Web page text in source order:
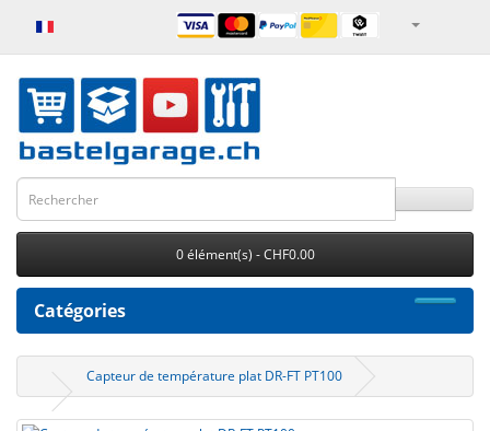
0 élément(s) - CHF0.00
Catégories
Capteur de température plat DR-FT PT100